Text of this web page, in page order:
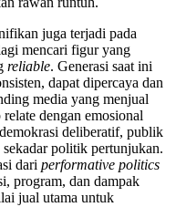
juga terjadi pada
mencari figur yang
reliable. Generasi saat ini
dapat dipercaya dan
media yang menjual
dengan emosional
deliberatif, publik
sekadar politik pertunjukan.
dari performative politics
program, dan dampak
jual utama untuk